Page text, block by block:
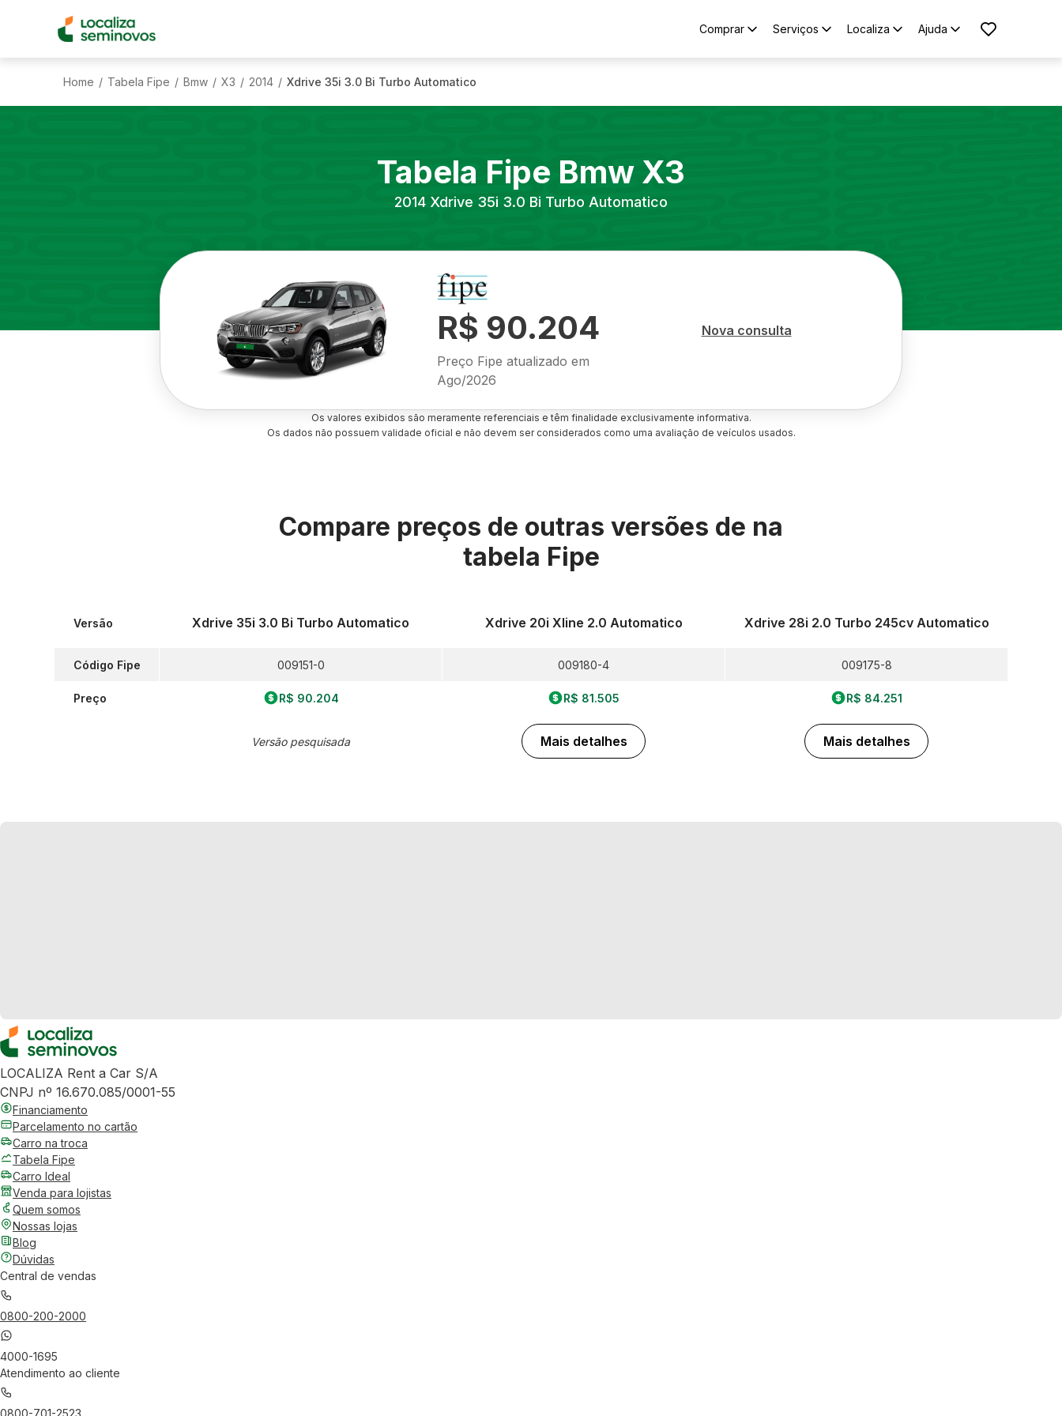
Comprar Serviços Localiza Ajuda
Home / Tabela Fipe / Bmw / X3 / 2014 / Xdrive 35i 3.0 Bi Turbo Automatico
Tabela Fipe Bmw X3
2014 Xdrive 35i 3.0 Bi Turbo Automatico
R$ 90.204
Preço Fipe atualizado em
Ago/2026
Nova consulta
Os valores exibidos são meramente referenciais e têm finalidade exclusivamente informativa.
Os dados não possuem validade oficial e não devem ser considerados como uma avaliação de veículos usados.
Compare preços de outras versões de na
tabela Fipe
Versão
Código Fipe
Preço
Xdrive 35i 3.0 Bi Turbo Automatico
009151-0
R$ 90.204
Versão pesquisada
Xdrive 20i Xline 2.0 Automatico
009180-4
R$ 81.505
Mais detalhes
Xdrive 28i 2.0 Turbo 245cv Automatico
009175-8
R$ 84.251
Mais detalhes
LOCALIZA Rent a Car S/A
CNPJ nº 16.670.085/0001-55
Financiamento
Parcelamento no cartão
Carro na troca
Tabela Fipe
Carro Ideal
Venda para lojistas
Quem somos
Nossas lojas
Blog
Dúvidas
Central de vendas
0800-200-2000
4000-1695
Atendimento ao cliente
0800-701-2523